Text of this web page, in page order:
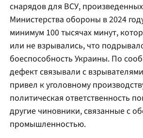
снарядов для ВСУ,
Министерства обороны в 2024
минимум 100 тысячах минут,
или не взрывались, что
боеспособность Украины. По
дефект связывали с
привел к уголовному
политическая ответственность
другие чиновники, связанные с
промышленностью.